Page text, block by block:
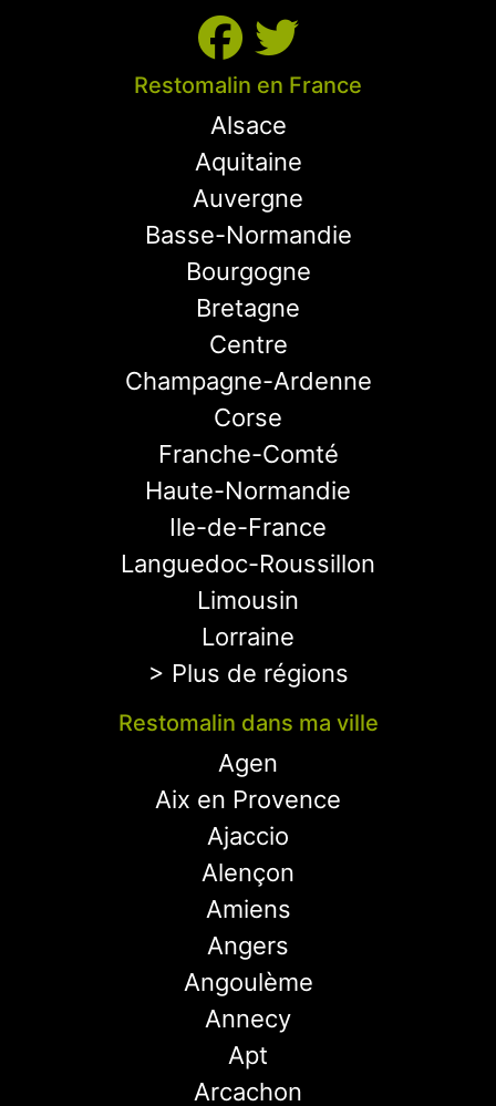
Restomalin en France
Alsace
Aquitaine
Auvergne
Basse-Normandie
Bourgogne
Bretagne
Centre
Champagne-Ardenne
Corse
Franche-Comté
Haute-Normandie
Ile-de-France
Languedoc-Roussillon
Limousin
Lorraine
> Plus de régions
Restomalin dans ma ville
Agen
Aix en Provence
Ajaccio
Alençon
Amiens
Angers
Angoulème
Annecy
Apt
Arcachon